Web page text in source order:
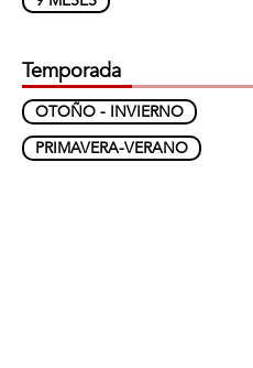
Temporada
OTOÑO - INVIERNO
PRIMAVERA-VERANO